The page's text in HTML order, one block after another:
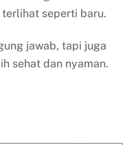
seperti baru.
jawab, tapi juga
sehat dan nyaman.